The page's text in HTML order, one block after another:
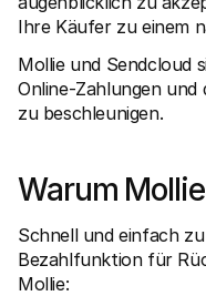
Ihre Käufer zu einem
Mollie und Sendcloud
Online-Zahlungen und
zu beschleunigen.
Warum
Schnell und einfach
Bezahlfunktion für
Mollie:
Neuigkeiten
Karriere
Kontakt
Für Endkunden
Warum steht Mollie auf
Für Mollie-Händler
Erfahren Sie, wie wir